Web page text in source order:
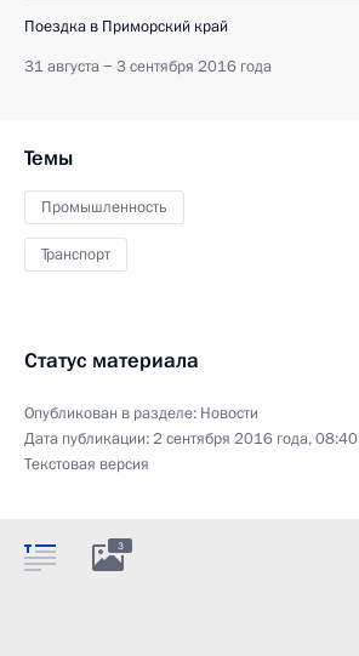
Поездка в Приморский край
31 августа − 3 сентября 2016 года
Темы
Промышленность
Транспорт
Статус материала
Опубликован в разделе: Новости
Дата публикации:2 сентября 2016 года, 08:40
Текстовая версия
3